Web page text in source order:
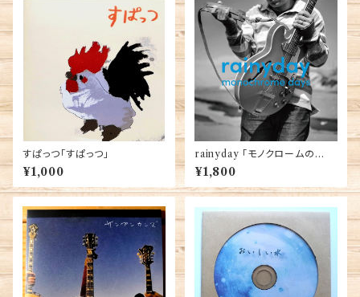
すぱっつ「すぱっつ」
¥1,000
rainyday 「モノクロームの
日々」
¥1,800